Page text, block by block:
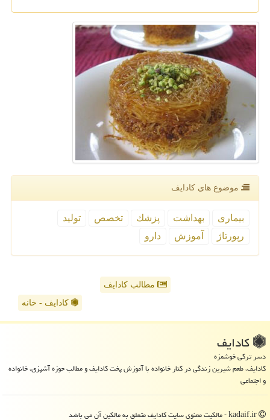
موضوع های كادایف
بیماری بهداشت پزشك تخصص
تولید
رپورتاژ
آموزش دارو
مطالب کادایف
کادایف - خانه
كادایف
دسر ترکی خوشمزه
کادایف، طعم شیرین زندگی در کنار خانواده با آموزش پخت کادایف و مطالب حوزه آشپزی، خانواده
و اجتماعی